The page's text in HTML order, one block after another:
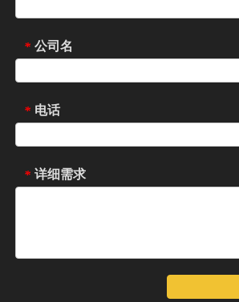
* 公司名
* 电话
* 详细需求